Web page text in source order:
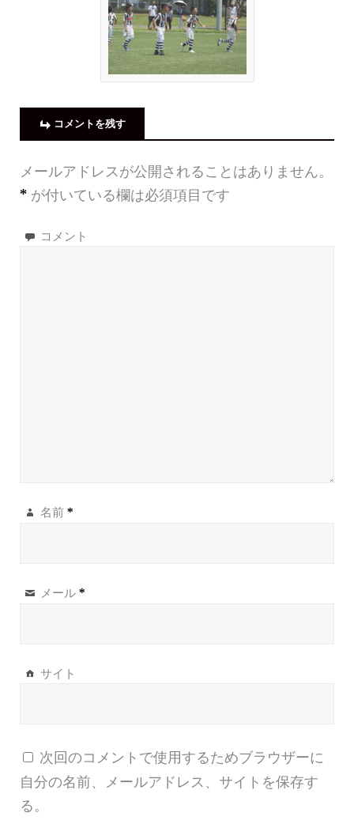
コメントを残す
メールアドレスが公開されることはありません。
* が付いている欄は必須項目です
コメント
名前 *
メール *
サイト
次回のコメントで使用するためブラウザーに
自分の名前、メールアドレス、サイトを保存す
る。